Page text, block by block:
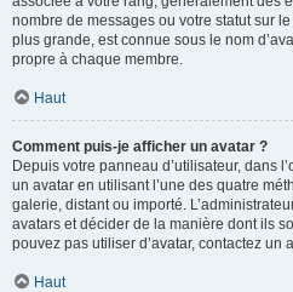
nombre de messages ou votre statut sur
plus grande, est connue sous le nom
propre à chaque membre.
Haut
Comment puis-je afficher un avatar ?
Depuis votre panneau d’utilisateur, dans
un avatar en utilisant l’une des quatre
galerie, distant ou importé.
avatars et décider de la manière dont ils
pouvez pas utiliser d’avatar, contactez un
Haut